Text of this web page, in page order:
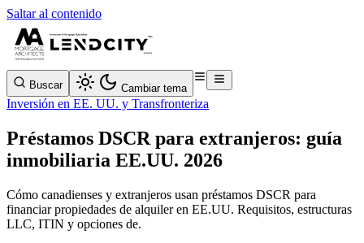
Saltar al contenido
Buscar Cambiar tema
Inversión en EE. UU. y Transfronteriza
Préstamos DSCR para extranjeros: guía
inmobiliaria EE.UU. 2026
Cómo canadienses y extranjeros usan préstamos DSCR para
financiar propiedades de alquiler en EE.UU. Requisitos, estructuras
LLC, ITIN y opciones de.